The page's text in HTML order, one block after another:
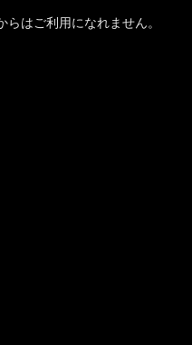
はご利用になれません。